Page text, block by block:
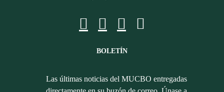
BOLETÍN
Las últimas noticias del MUCBO entregadas